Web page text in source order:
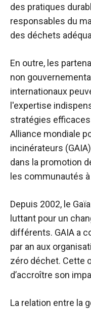
des pratiques
responsables du
des déchets
En outre, les
non
internationaux
l'expertise
stratégies
Alliance mondiale
incinérateurs
dans la promotion
les communautés
Depuis 2002, le Gaïa
luttant pour un
différents. GAIA a
par an aux
zéro déchet. Cette
d’accroître son
La relation entre la